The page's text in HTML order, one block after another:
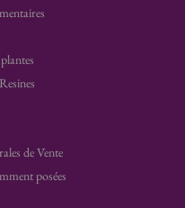
de Vente
posées